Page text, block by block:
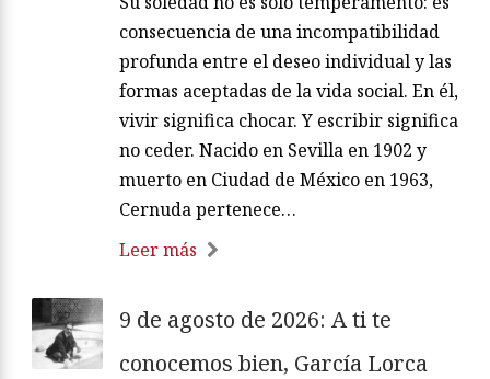
consecuencia de una incompatibilidad
profunda entre el deseo individual y las
formas aceptadas de la vida social. En él,
vivir significa chocar. Y escribir significa
no ceder. Nacido en Sevilla en 1902 y
muerto en Ciudad de México en 1963,
Cernuda pertenece…
Leer más
9 de agosto de 2026: A ti te
conocemos bien, García Lorca